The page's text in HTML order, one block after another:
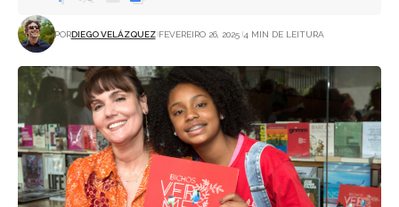
PORDIEGO VELÁZQUEZ FEVEREIRO 26, 2025 4 MIN DE LEITURA